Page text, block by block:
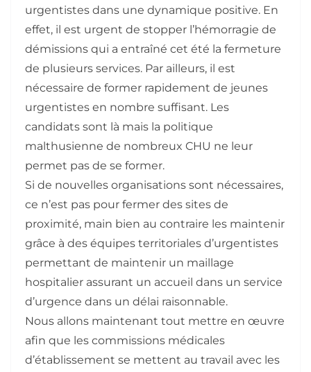
urgentistes dans une dynamique positive. En
effet, il est urgent de stopper l’hémorragie de
démissions qui a entraîné cet été la fermeture
de plusieurs services. Par ailleurs, il est
nécessaire de former rapidement de jeunes
urgentistes en nombre suffisant. Les
candidats sont là mais la politique
malthusienne de nombreux CHU ne leur
permet pas de se former.
Si de nouvelles organisations sont nécessaires,
ce n’est pas pour fermer des sites de
proximité, main bien au contraire les maintenir
grâce à des équipes territoriales d’urgentistes
permettant de maintenir un maillage
hospitalier assurant un accueil dans un service
d’urgence dans un délai raisonnable.
Nous allons maintenant tout mettre en œuvre
afin que les commissions médicales
d’établissement se mettent au travail avec les